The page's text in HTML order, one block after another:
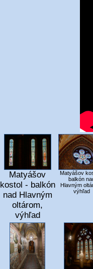
Matyášov
kostol - balkón
nad Hlavným
oltárom,
výhľad
Matyášov
balkón
Hlavným
výhľad